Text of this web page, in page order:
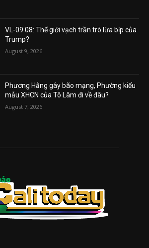
VL-09.08: Thế giới vạch trần trò lừa bịp của
Trump?
August 9, 2026
Phương Hằng gây bão mạng, Phường kiểu
mẫu XHCN của Tô Lâm đi về đâu?
August 7, 2026